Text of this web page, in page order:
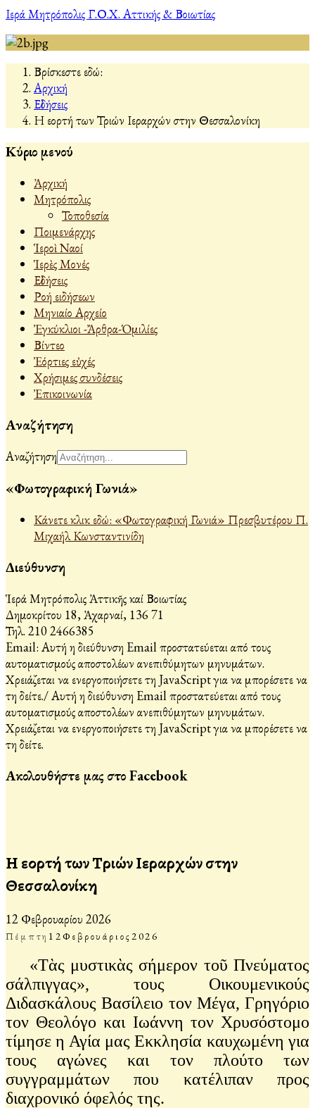
Ιερά Μητρόπολις Γ.Ο.Χ. Αττικής & Βοιωτίας
Βρίσκεστε εδώ:
Αρχική
Εἰδήσεις
Η εορτή των Τριών Ιεραρχών στην Θεσσαλονίκη
Κύριο μενού
Ἀρχική
Μητρόπολις
Τοποθεσία
Ποιμενάρχης
Ἱεροὶ Ναοί
Ἱερὲς Μονές
Εἰδήσεις
Ροή ειδήσεων
Μηνιαίο Αρχείο
Ἐγκύκλιοι -Ἄρθρα-Ὁμιλίες
Βίντεο
Ἐόρτιες εὐχές
Χρήσιμες συνδέσεις
Ἐπικοινωνία
Αναζήτηση
Αναζήτηση
«Φωτογραφική Γωνιά»
Κάνετε κλικ εδώ: «Φωτογραφική Γωνιά» Πρεσβυτέρου Π.
Μιχαήλ Κωνσταντινίδη
Διεύθυνση
Ἱερά Μητρόπολις Ἀττικῆς καί Βοιωτίας
Δημοκρίτου 18, Ἀχαρναί, 136 71
Τηλ. 210 2466385
Email: Αυτή η διεύθυνση Email προστατεύεται από τους
αυτοματισμούς αποστολέων ανεπιθύμητων μηνυμάτων.
Χρειάζεται να ενεργοποιήσετε τη JavaScript για να μπορέσετε να
τη δείτε./Αυτή η διεύθυνση Email προστατεύεται από τους
αυτοματισμούς αποστολέων ανεπιθύμητων μηνυμάτων.
Χρειάζεται να ενεργοποιήσετε τη JavaScript για να μπορέσετε να
τη δείτε.
Ακολουθήστε μας στο Facebook
Η εορτή των Τριών Ιεραρχών στην
Θεσσαλονίκη
12 Φεβρουαρίου 2026
Πέμπτη 12Φεβρουάριος2026
«Τὰς μυστικὰς σήμερον τοῦ Πνεύματος
σάλπιγγας», τους Οικουμενικούς
Διδασκάλους Βασίλειο τον Μέγα, Γρηγόριο
τον Θεολόγο και Ιωάννη τον Χρυσόστομο
τίμησε η Αγία μας Εκκλησία καυχωμένη για
τους αγώνες και τον πλούτο των
συγγραμμάτων που κατέλιπαν προς
διαχρονικό όφελός της.